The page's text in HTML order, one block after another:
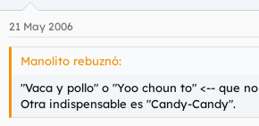
21 May 2006
Manolito rebuznó:
"Vaca y pollo" o "Yoo choun to" <-- que
Otra indispensable es "Candy-Candy".